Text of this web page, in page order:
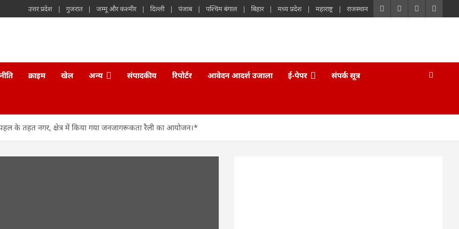
उत्तर प्रदेश गुजरात जम्मू और कश्मीर दिल्ली पंजाब पश्चिम बंगाल बिहार मध्य प्रदेश महाराष्ट्र राजस्थान
क्राइम खेल अन्य संपादकीय रिपोर्टर आवेदन आदर्श उजाला ई-पेपर संपर्क सूत्र
पहल के तहत नगर, क्षेत्र में किया गया जनजागरूकता रैली का आयोजन।*